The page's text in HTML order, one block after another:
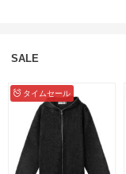
SALE
タイムセール